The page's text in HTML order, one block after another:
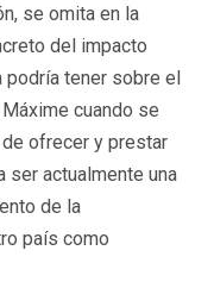
se omita en la
del impacto
podría tener sobre el
cuando se
ofrecer y prestar
ser actualmente una
de la
país como